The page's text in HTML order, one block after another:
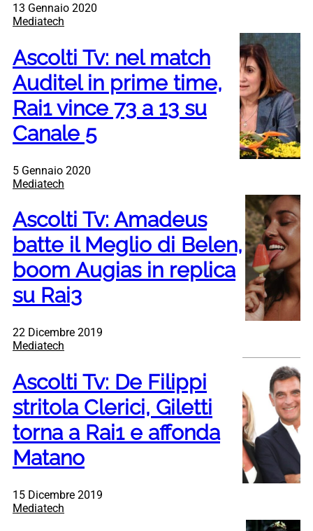
13 Gennaio 2020
Mediatech
Ascolti Tv: nel match
Auditel in prime time,
Rai1 vince 73 a 13 su
Canale 5
5 Gennaio 2020
Mediatech
Ascolti Tv: Amadeus
batte il Meglio di Belen,
boom Augias in replica
su Rai3
22 Dicembre 2019
Mediatech
Ascolti Tv: De Filippi
stritola Clerici, Giletti
torna a Rai1 e affonda
Matano
15 Dicembre 2019
Mediatech